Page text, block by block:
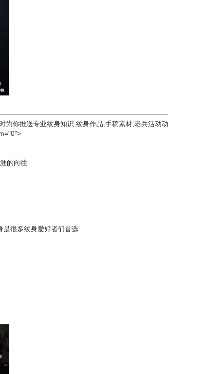
你推送专业纹身知识,纹身作品,手稿素材,老兵活动动
的向往
是很多纹身爱好者们首选